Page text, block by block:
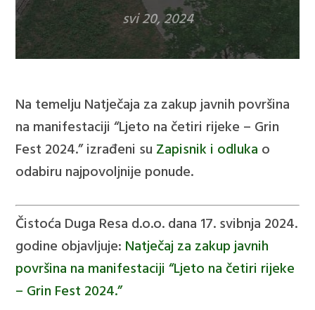
svi 20, 2024
Na temelju Natječaja za zakup javnih površina
na manifestaciji “Ljeto na četiri rijeke – Grin
Fest 2024.” izrađeni su Zapisnik i odluka o
odabiru najpovoljnije ponude.
Čistoća Duga Resa d.o.o. dana 17. svibnja 2024.
godine objavljuje: Natječaj za zakup javnih
površina na manifestaciji “Ljeto na četiri rijeke
– Grin Fest 2024.”